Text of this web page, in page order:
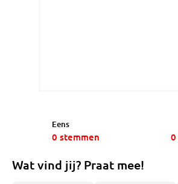
Eens
0 stemmen 0
Wat vind jij? Praat mee!